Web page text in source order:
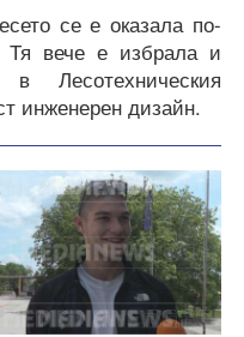
се е оказала по-
вече е избрала и
Лесотехническия
инженерен дизайн.